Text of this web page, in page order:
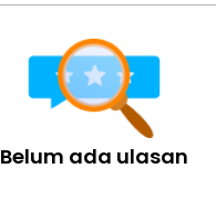
Belum ada ulasan